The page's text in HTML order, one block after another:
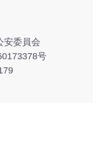
安委員会
号